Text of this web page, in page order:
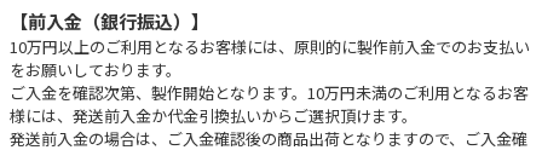
【前入金（銀行振込）】
10万円以上のご利用となるお客様には、原則的に製作前入金でのお支払い
をお願いしております。
ご入金を確認次第、製作開始となります。10万円未満のご利用となるお客
様には、発送前入金か代金引換払いからご選択頂けます。
発送前入金の場合は、ご入金確認後の商品出荷となりますので、ご入金確